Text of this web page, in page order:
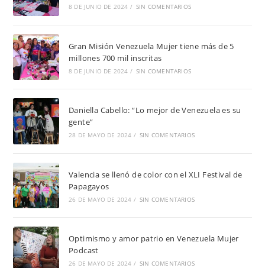
8 DE JUNIO DE 2024 / SIN COMENTARIOS
Gran Misión Venezuela Mujer tiene más de 5
millones 700 mil inscritas
8 DE JUNIO DE 2024 / SIN COMENTARIOS
Daniella Cabello: “Lo mejor de Venezuela es su
gente”
28 DE MAYO DE 2024 / SIN COMENTARIOS
Valencia se llenó de color con el XLI Festival de
Papagayos
26 DE MAYO DE 2024 / SIN COMENTARIOS
Optimismo y amor patrio en Venezuela Mujer
Podcast
26 DE MAYO DE 2024 / SIN COMENTARIOS